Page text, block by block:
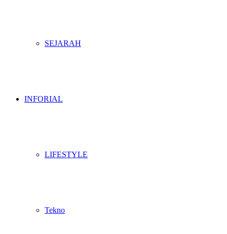
SEJARAH
INFORIAL
LIFESTYLE
Tekno